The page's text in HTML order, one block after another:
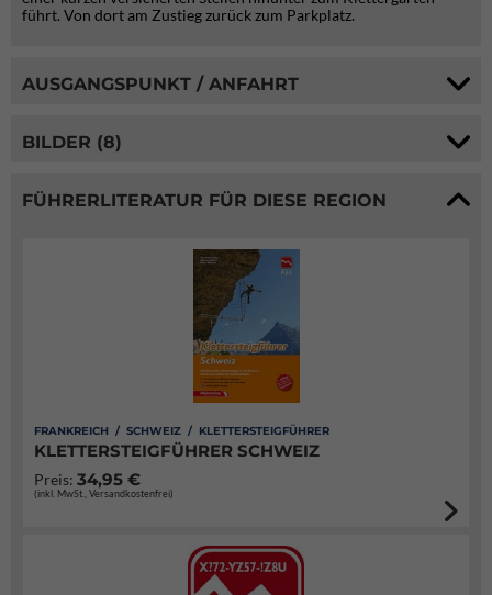
führt. Von dort am Zustieg zurück zum Parkplatz.
AUSGANGSPUNKT / ANFAHRT
BILDER (8)
FÜHRERLITERATUR FÜR DIESE REGION
FRANKREICH / SCHWEIZ / KLETTERSTEIGFÜHRER
KLETTERSTEIGFÜHRER SCHWEIZ
Preis: 34,95 €
(inkl. MwSt., Versandkostenfrei)